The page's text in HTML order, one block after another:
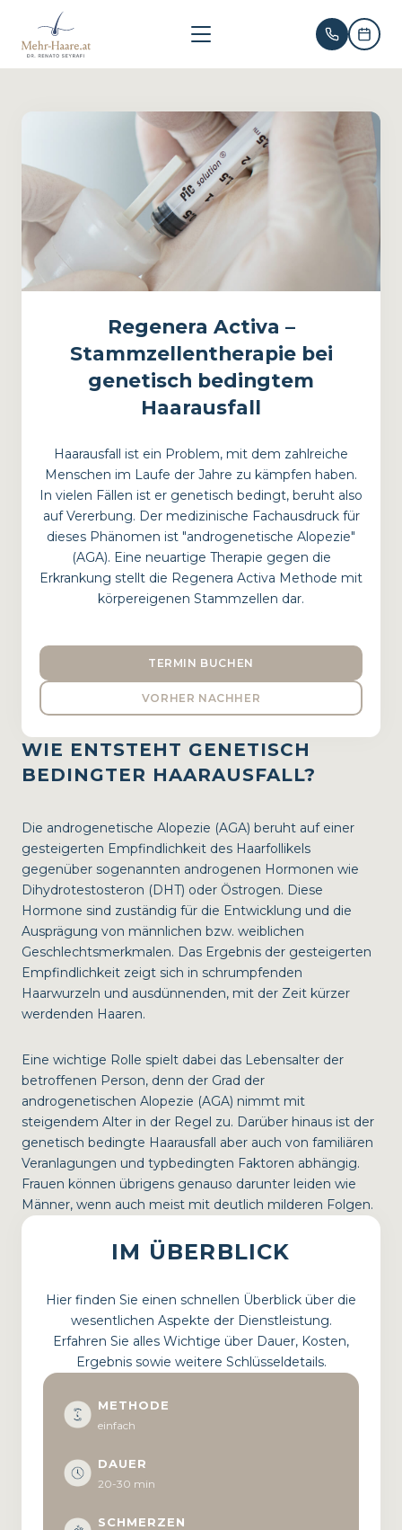
Regenera Activa –
Stammzellentherapie bei
genetisch bedingtem
Haarausfall
Haarausfall ist ein Problem, mit dem zahlreiche
Menschen im Laufe der Jahre zu kämpfen haben.
In vielen Fällen ist er genetisch bedingt, beruht also
auf Vererbung. Der medizinische Fachausdruck für
dieses Phänomen ist "androgenetische Alopezie"
(AGA). Eine neuartige Therapie gegen die
Erkrankung stellt die Regenera Activa Methode mit
körpereigenen Stammzellen dar.
TERMIN BUCHEN
VORHER NACHHER
WIE ENTSTEHT GENETISCH
BEDINGTER HAARAUSFALL?
Die androgenetische Alopezie (AGA) beruht auf einer
gesteigerten Empfindlichkeit des Haarfollikels
gegenüber sogenannten androgenen Hormonen wie
Dihydrotestosteron (DHT) oder Östrogen. Diese
Hormone sind zuständig für die Entwicklung und die
Ausprägung von männlichen bzw. weiblichen
Geschlechtsmerkmalen. Das Ergebnis der gesteigerten
Empfindlichkeit zeigt sich in schrumpfenden
Haarwurzeln und ausdünnenden, mit der Zeit kürzer
werdenden Haaren.
Eine wichtige Rolle spielt dabei das Lebensalter der
betroffenen Person, denn der Grad der
androgenetischen Alopezie (AGA) nimmt mit
steigendem Alter in der Regel zu. Darüber hinaus ist der
genetisch bedingte Haarausfall aber auch von familiären
Veranlagungen und typbedingten Faktoren abhängig.
Frauen können übrigens genauso darunter leiden wie
Männer, wenn auch meist mit deutlich milderen Folgen.
IM ÜBERBLICK
Hier finden Sie einen schnellen Überblick über die
wesentlichen Aspekte der Dienstleistung.
Erfahren Sie alles Wichtige über Dauer, Kosten,
Ergebnis sowie weitere Schlüsseldetails.
METHODE
einfach
DAUER
20-30 min
SCHMERZEN